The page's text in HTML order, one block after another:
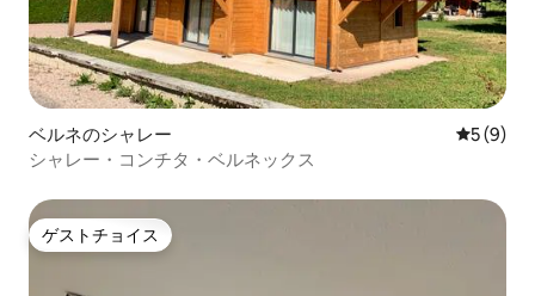
ベルネのシャレー レビュー
5 (9)
シャレー・コンチタ・ベルネックス
ゲストチョイス
ゲストチョイス